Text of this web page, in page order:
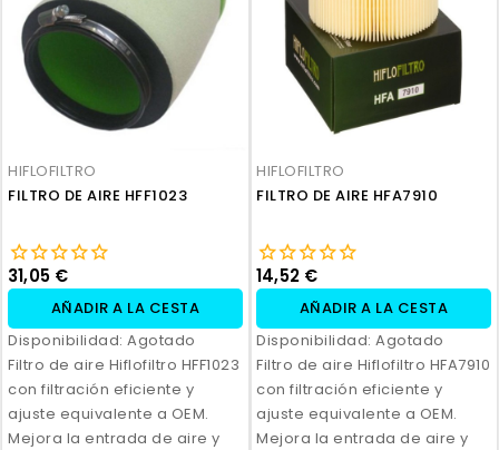
HIFLOFILTRO
FILTRO DE AIRE HFF1023
31,05 €
AÑADIR A LA CESTA
Disponibilidad: Agotado
Filtro de aire Hiflofiltro HFF1023
con filtración eficiente y
ajuste equivalente a OEM.
Mejora la entrada de aire y
HIFLOFILTRO
FILTRO DE AIRE HFA7910
14,52 €
AÑADIR A LA CESTA
Disponibilidad: Agotado
Filtro de aire Hiflofiltro HFA7910
con filtración eficiente y
ajuste equivalente a OEM.
Mejora la entrada de aire y